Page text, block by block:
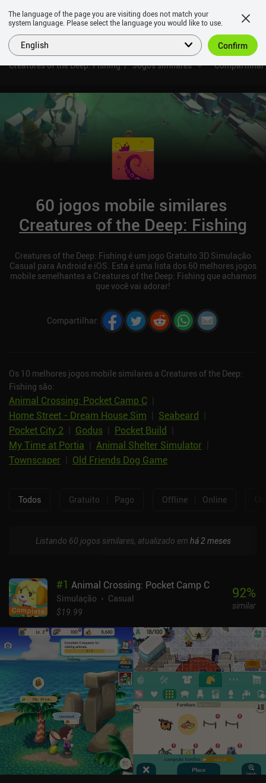
Creatures of the Deep: Fishing Jogos similares Compartilhar
60 jogos mobile similares
Creatures of the Deep: Fishing
Creatures of the Deep: Fishing é um jogo Gratuito 3D Simulação
Casual para Android e iOS. Esta é uma lista dos 60 melhores jogos
mobile semelhantes a Creatures of the Deep: Fishing que achamos
que você vai adorar!
Compartilhar:
Os 10 melhores jogos mobile similares a Creatures of the Deep:
Fishing são:
Animal Crossing: Pocket Camp C
Home Street - Dream House Sim
Seabeard
Pocket City 2
Godus Pocket Build
My Time at Portia
Animal Shelter Simulator
Townscaper
Old Friends Dog Game
Todos Gratuito Pago Offline Online
Listando 60 jogos similares, atualizado em há 2 meses
#1 Animal Crossing: Pocket Camp C
Simulação
Casual
$19.99
92%
similar
The language of the page you are visiting does not match your
system language. Please select the language you would like to use.
English Confirm